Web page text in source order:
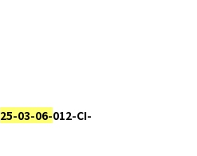
25-03-06-012-CI-